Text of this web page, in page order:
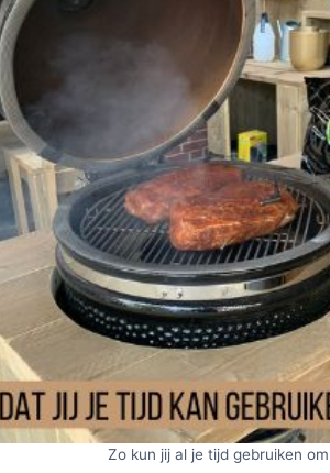
Zo kun jij al je tijd gebruiken